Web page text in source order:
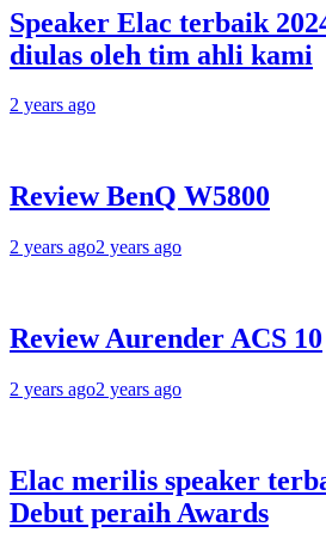
Speaker Elac terbaik
diulas oleh tim ahli kami
2 years ago
Review BenQ W5800
2 years ago2 years ago
Review Aurender ACS 10
2 years ago2 years ago
Elac merilis speaker
Debut peraih Awards